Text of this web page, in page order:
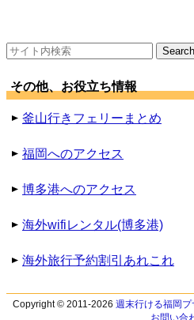
検
その他、お役立ち情報
釜山行きフェリーまとめ
福岡へのアクセス
博多港へのアクセス
海外wifiレンタル(博多港)
海外旅行予約割引あれこれ
Copyright © 2011-2026 週末行ける福岡
お問い合